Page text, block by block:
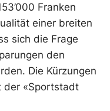
Franken
einer breiten
sich die Frage
den
Die Kürzungen
der «Sportstadt